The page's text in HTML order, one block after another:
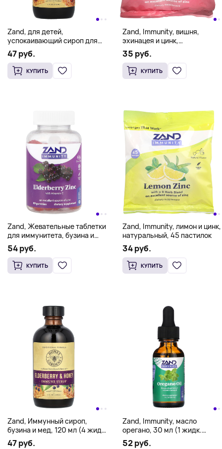
Zand, для детей,
успокаивающий сироп для
горла, вишня и мед, 118 мл (4
жидк. унции)
47 руб.
КУПИТЬ
Zand, Immunity, вишня,
эхинацея и цинк,
натуральный, 45 пастилок
35 руб.
КУПИТЬ
Zand, Жевательные таблетки
для иммунитета, бузина и
цинк с витамином C, 60
жевательных таблеток
54 руб.
КУПИТЬ
Zand, Immunity, лимон и цинк,
натуральный, 45 пастилок
34 руб.
КУПИТЬ
Zand, Иммунный сироп,
бузина и мед, 120 мл (4 жидк.
унц.)
47 руб.
Zand, Immunity, масло
орегано, 30 мл (1 жидк.
Унция)
52 руб.